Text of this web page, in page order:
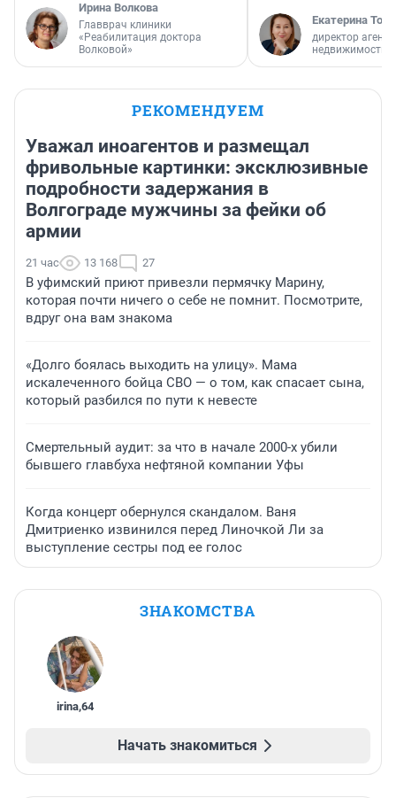
Ирина Волкова
Главврач клиники
«Реабилитация доктора
Волковой»
Екатерина
директор
недвижимости
РЕКОМЕНДУЕМ
Уважал иноагентов и размещал
фривольные картинки: эксклюзивные
подробности задержания в
Волгограде мужчины за фейки об
армии
21 час 13 168 27
В уфимский приют привезли пермячку Марину,
которая почти ничего о себе не помнит. Посмотрите,
вдруг она вам знакома
«Долго боялась выходить на улицу». Мама
искалеченного бойца СВО — о том, как спасает сына,
который разбился по пути к невесте
Смертельный аудит: за что в начале 2000-х убили
бывшего главбуха нефтяной компании Уфы
Когда концерт обернулся скандалом. Ваня
Дмитриенко извинился перед Линочкой Ли за
выступление сестры под ее голос
ЗНАКОМСТВА
irina,64
Начать знакомиться